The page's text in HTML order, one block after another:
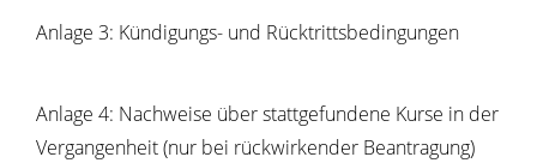
Anlage 3: Kündigungs- und Rücktrittsbedingungen
Anlage 4: Nachweise über stattgefundene Kurse in der
Vergangenheit (nur bei rückwirkender Beantragung)